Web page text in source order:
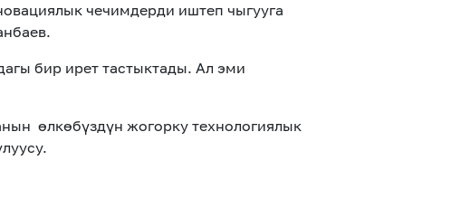
чечимдерди иштеп чыгууга
бир ирет тастыктады. Ал эми
өлкөбүздүн жогорку технологиялык